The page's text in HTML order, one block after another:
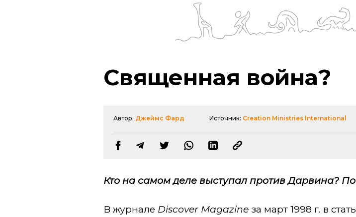
Священная война?
Автор: Джеймс Фард Источник: Creation Ministries International
Кто на самом деле выступал против Дарвина?
В журнале Discover Magazine за март 1998 г. в